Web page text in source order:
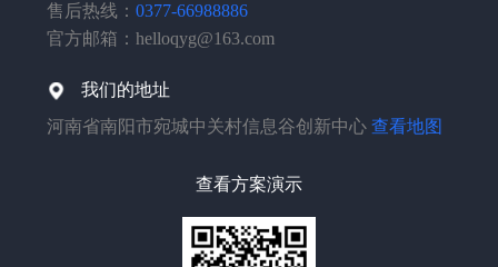
售后热线： 0377-66988886
官方邮箱：helloqyg@163.com
我们的地址
河南省南阳市宛城中关村信息谷创新中心 查看地图
查看方案演示